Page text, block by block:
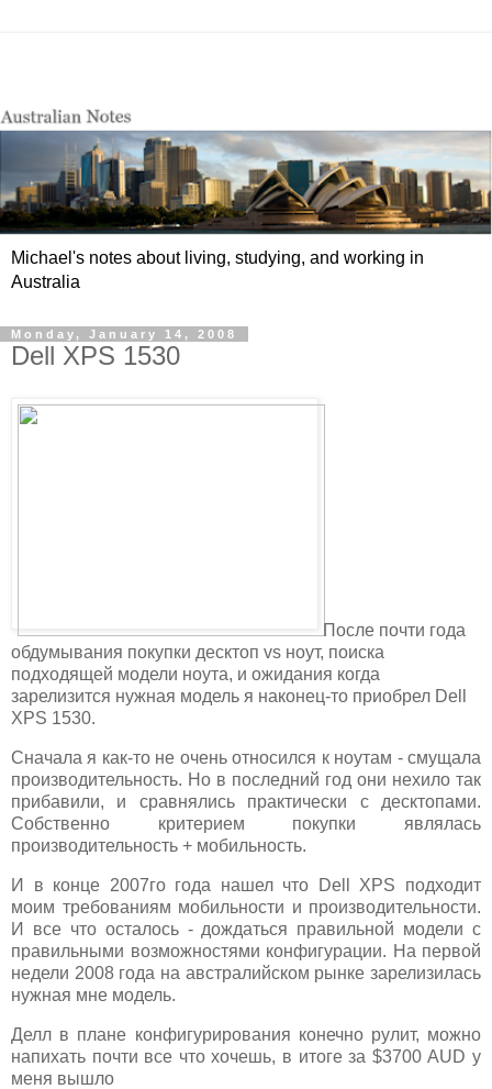
Michael's notes about living, studying, and working in
Australia
Monday, January 14, 2008
Dell XPS 1530
После почти года
обдумывания покупки десктоп vs ноут, поиска
подходящей модели ноута, и ожидания когда
зарелизится нужная модель я наконец-то приобрел Dell
XPS 1530.
Сначала я как-то не очень относился к ноутам - смущала
производительность. Но в последний год они нехило так
прибавили, и сравнялись практически с десктопами.
Собственно критерием покупки являлась
производительность + мобильность.
И в конце 2007го года нашел что Dell XPS подходит
моим требованиям мобильности и производительности.
И все что осталось - дождаться правильной модели с
правильными возможностями конфигурации. На первой
недели 2008 года на австралийском рынке зарелизилась
нужная мне модель.
Делл в плане конфигурирования конечно рулит, можно
напихать почти все что хочешь, в итоге за $3700 AUD у
меня вышло